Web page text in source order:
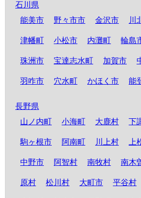
石川県
能美市
野々市市 金沢市 川
津幡町 小松市 内灘町 輪島
珠洲市 宝達志水町 加賀市
羽咋市 穴水町 かほく市 能
長野県
山ノ内町
小海町 大鹿村 下
駒ヶ根市 阿南町 川上村 上
中野市 阿智村 南牧村 南木
原村 松川村 大町市 平谷村